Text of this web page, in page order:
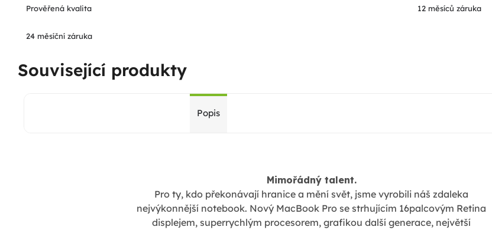
Prověřená kvalita 12 měsíců záruka
24 měsíční záruka
Související produkty
Popis
Mimořádný talent.
Pro ty, kdo překonávají hranice a mění svět, jsme vyrobili náš zdaleka
nejvýkonnější notebook. Nový MacBook Pro se strhujícím 16palcovým Retina
displejem, superrychlým procesorem, grafikou další generace, největší